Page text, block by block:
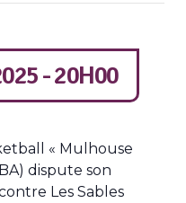
- 20H00
« Mulhouse
dispute son
Les Sables